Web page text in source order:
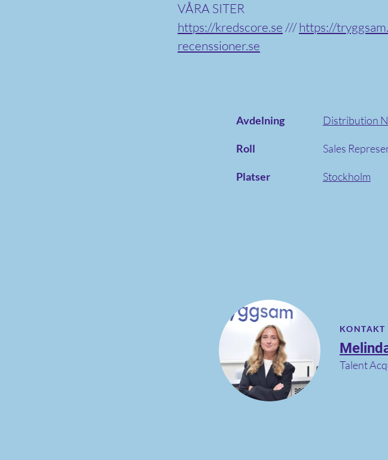
VÅRA SITER
https://kredscore.se ///https://
recenssioner.se
Avdelning Distribution
Roll Sales
Platser Stockholm
KONTAKT
Talent